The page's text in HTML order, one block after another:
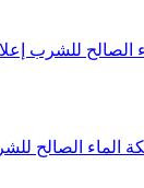
الصالح للشرب
الماء الصالح